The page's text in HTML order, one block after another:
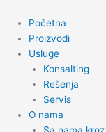
content
Početna
Proizvodi
Usluge
Konsalting
Rešenja
Servis
O nama